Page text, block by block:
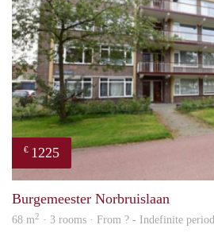
€ 1225
Burgemeester Norbruislaan
68 m2 · 3 rooms · From ? - Indefinite period